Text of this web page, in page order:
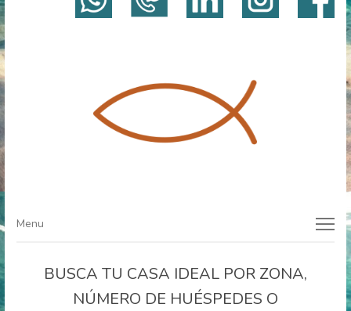
Menu
Menu
BUSCA TU CASA IDEAL POR ZONA,
NÚMERO DE HUÉSPEDES O